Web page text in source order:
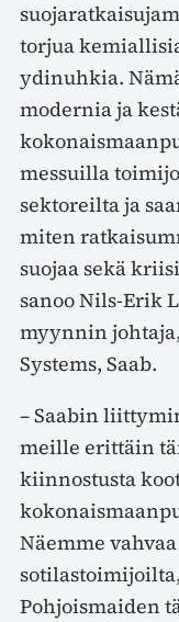
torjua
ydinuhkia.
modernia ja
messuilla
sektoreilta ja
miten
suojaa sekä
sanoo Nils-Erik
myynnin
Systems, Saab.
– Saabin
meille erittäin
kiinnostusta
Näemme
Pohjoismaiden